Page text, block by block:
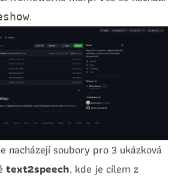
.
nacházejí soubory pro 3 ukázková
text2speech, kde je cílem z